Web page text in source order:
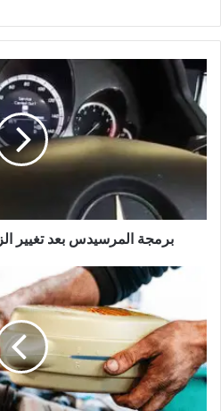
برمجة
المرسيدس
بعد
تغيير
الزيت
|
والتكلفة
برمجة المرسيدس بعد تغيير
زيت
مرسيدس